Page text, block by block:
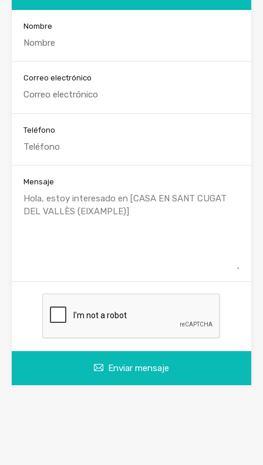
Nombre
Correo electrónico
Teléfono
Mensaje
Enviar mensaje